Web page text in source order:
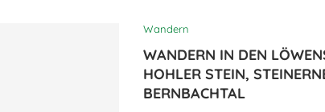
Wandern
WANDERN IN DEN
HOHLER STEIN,
BERNBACHTAL